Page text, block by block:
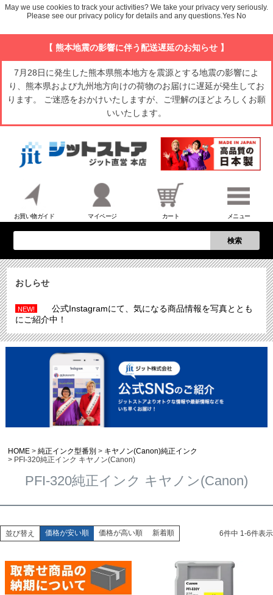
【 熊本地震の影響に伴う配送遅延のお知らせ 】
7月28日に発生した熊本県熊本地方を震源とする地震の影響によ
り、熊本県および九州地方向けの荷物のお届けに遅延が発生してお
ります。 ご迷惑をおかけいたしますが、ご理解のほどよろしくお願
いいたします。
お買い物ガイド マイページ カート メニュー
検索
おしらせ
NEW!
公式Instagramにて、気になる商品情報を写真ととも
にご紹介中！
HOME 純正インク型番別
キヤノン(Canon)純正インク
PFI-320純正インク キヤノン(Canon)
PFI-320純正インク キヤノン(Canon)
並び替え 価格が安い順 価格が高い順 新着順 6件中 1-6件表示
May we use cookies to track your activities? We take your privacy very seriously.
Please see our privacy policy for details and any questions.Yes No